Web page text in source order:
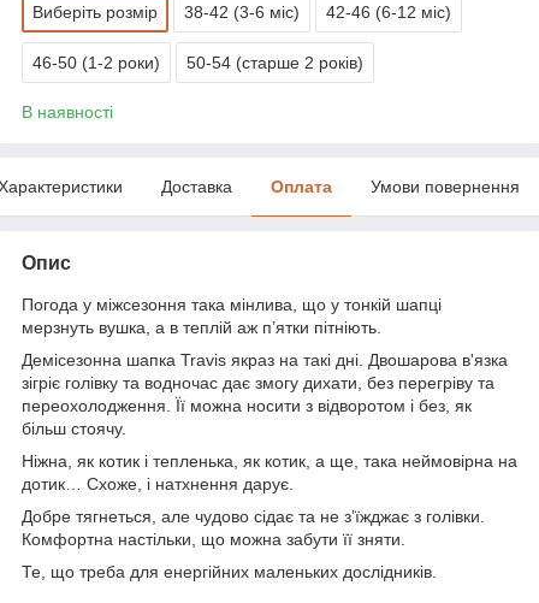
Виберіть розмір 38-42 (3-6 міс) 42-46 (6-12 міс)
46-50 (1-2 роки) 50-54 (старше 2 років)
В наявності
Доставка Оплата Умови повернення
Опис
Погода у міжсезоння така мінлива, що у тонкій шапці
мерзнуть вушка, а в теплій аж п’ятки пітніють.
Демісезонна шапка Travis якраз на такі дні. Двошарова в'язка
зігріє голівку та водночас дає змогу дихати, без перегріву та
переохолодження. Її можна носити з відворотом і без, як
більш стоячу.
Ніжна, як котик і тепленька, як котик, а ще, така неймовірна на
дотик… Схоже, і натхнення дарує.
Добре тягнеться, але чудово сідає та не з’їжджає з голівки.
Комфортна настільки, що можна забути її зняти.
Те, що треба для енергійних маленьких дослідників.